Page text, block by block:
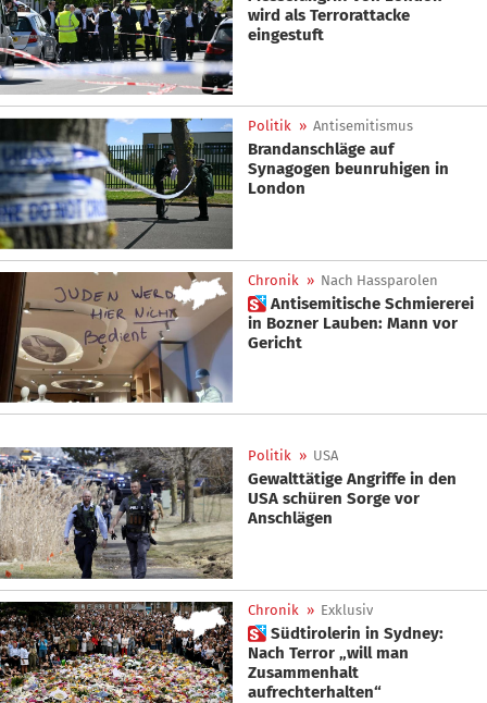
wird als Terrorattacke
eingestuft
Politik » Antisemitismus
Brandanschläge auf
Synagogen beunruhigen in
London
Chronik » Nach Hassparolen
 Antisemitische Schmiererei
in Bozner Lauben: Mann vor
Gericht
Politik » USA
Gewalttätige Angriffe in den
USA schüren Sorge vor
Anschlägen
Chronik » Exklusiv
 Südtirolerin in Sydney:
Nach Terror „will man
Zusammenhalt
aufrechterhalten“